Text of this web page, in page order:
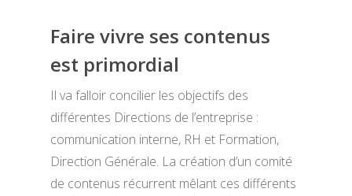
Faire vivre ses contenus
est primordial
Il va falloir concilier les objectifs des
différentes Directions de l’entreprise :
communication interne, RH et Formation,
Direction Générale. La création d’un comité
de contenus récurrent mêlant ces différents